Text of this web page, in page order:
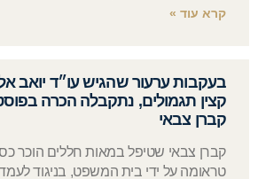
קרא עוד »
בעקבות ערעור שהגיש עו״ד יואב
קצין תגמולים, נתקבלה הכרה
קברן צבאי
קברן צבאי שטיפל במאות חללים הוכר
טראומה על ידי בית המשפט, בניגוד